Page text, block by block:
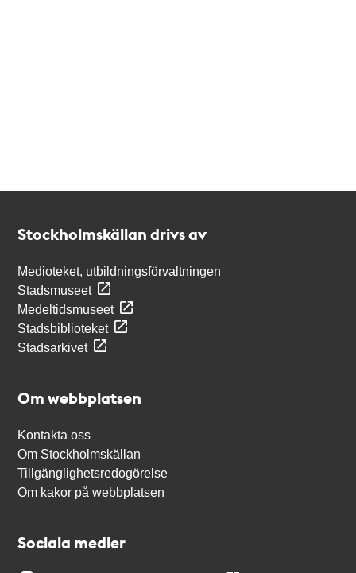
Stockholmskällan drivs av
Medioteket, utbildningsförvaltningen
Stadsmuseet
Medeltidsmuseet
Stadsbiblioteket
Stadsarkivet
Om webbplatsen
Kontakta oss
Om Stockholmskällan
Tillgänglighetsredogörelse
Om kakor på webbplatsen
Sociala medier